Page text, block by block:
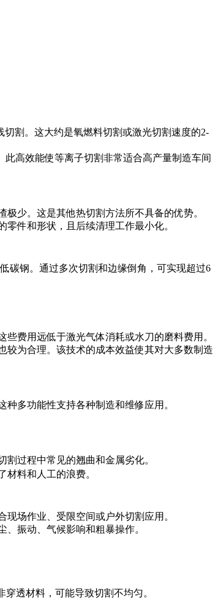
割。这大约是氧燃料切割或激光切割速度的2-
高效能使等离子切割非常适合高产量制造车间
少。这是其他热切割方法所不具备的优势。
件和形状，且后续清理工作最小化。
碳钢。通过多次切割和边缘倒角，可实现超过6
费用远低于激光气体消耗或水刀的磨料费用。
较为合理。该技术的成本效益使其对大多数制造
多功能性支持各种制造和维修应用。
过程中常见的翘曲和金属劣化。
料和人工的浪费。
场作业、受限空间或户外切割应用。
振动、气候影响和粗暴操作。
透材料，可能导致切割不均匀。